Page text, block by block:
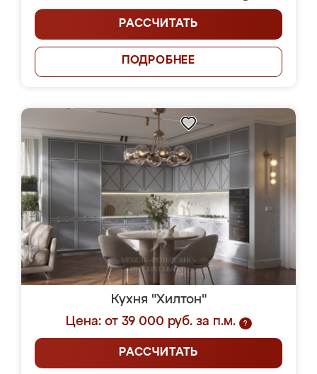
РАССЧИТАТЬ
ПОДРОБНЕЕ
Кухня "Хилтон"
Цена: от 39 000 руб. за п.м.
?
РАССЧИТАТЬ